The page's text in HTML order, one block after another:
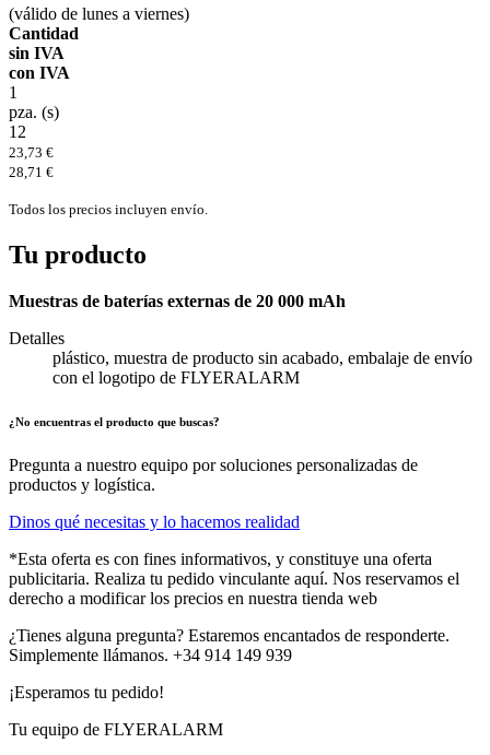
(válido de lunes a viernes)
Cantidad
sin IVA
con IVA
1
pza. (s)
12
23,73 €
28,71 €
Todos los precios incluyen envío.
Tu producto
Muestras de baterías externas de 20 000 mAh
Detalles
plástico, muestra de producto sin acabado, embalaje de envío
con el logotipo de FLYERALARM
¿No encuentras el producto que buscas?
Pregunta a nuestro equipo por soluciones personalizadas de
productos y logística.
Dinos qué necesitas y lo hacemos realidad
*Esta oferta es con fines informativos, y constituye una oferta
publicitaria. Realiza tu pedido vinculante aquí. Nos reservamos el
derecho a modificar los precios en nuestra tienda web
¿Tienes alguna pregunta? Estaremos encantados de responderte.
Simplemente llámanos. +34 914 149 939
¡Esperamos tu pedido!
Tu equipo de FLYERALARM